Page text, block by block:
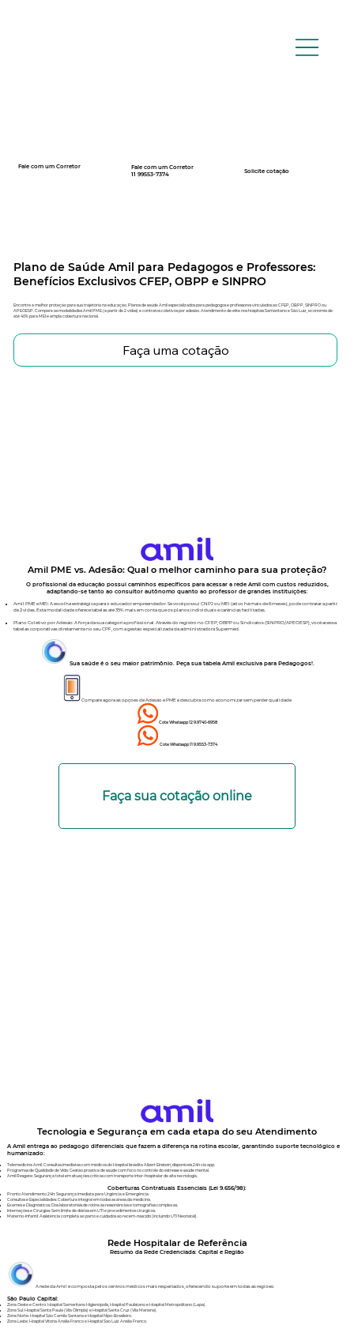
Fale com um Corretor
12 99740-6958
Fale com um Corretor
11 99553-7374
Solicite cotação
Plano de Saúde Amil para Pedagogos e Professores:
Benefícios Exclusivos CFEP, OBPP e SINPRO
Encontre a melhor proteção para sua trajetória na educação. Planos de saúde Amil especializados para pedagogos e professores vinculados ao CFEP, OBPP, SINPRO ou
APEOESP. Compare as modalidades Amil PME (a partir de 2 vidas) e contratos coletivos por adesão. Atendimento de elite nos hospitais Samaritano e São Luiz, economia de
até 40% para MEI e ampla cobertura nacional.
Faça uma cotação
Amil PME vs. Adesão: Qual o melhor caminho para sua proteção?
O profissional da educação possui caminhos específicos para acessar a rede Amil com custos reduzidos,
adaptando-se tanto ao consultor autônomo quanto ao professor de grandes instituições:
Amil PME e MEI: A escolha estratégica para o educador empreendedor. Se você possui CNPJ ou MEI (ativo há mais de 6 meses), pode contratar a partir
de 2 vidas. Esta modalidade oferece tabelas até 35% mais em conta que os planos individuais e carências facilitadas.
Plano Coletivo por Adesão: A força da sua categoria profissional. Através do registro no CFEP, OBPP ou Sindicatos (SINPRO/APEOESP), você acessa
tabelas corporativas diretamente no seu CPF, com a gestão especializada da administradora Supermed.
Sua saúde é o seu maior patrimônio. Peça sua tabela Amil exclusiva para Pedagogos!.
Compare agora as opções de Adesão e PME e descubra como economizar sem perder qualidade
Cote Whatsapp 12 9.9740-6958
Cote Whatsapp 11 9.9553-7374
Faça sua cotação online
Tecnologia e Segurança em cada etapa do seu Atendimento
A Amil entrega ao pedagogo diferenciais que fazem a diferença na rotina escolar, garantindo suporte tecnológico e
humanizado:
Telemedicina Amil: Consultas imediatas com médicos do Hospital Israelita Albert Einstein, disponíveis 24h via app.
Programas de Qualidade de Vida: Gestão proativa de saúde com foco no controle do estresse e saúde mental.
Amil Resgate: Segurança total em situações críticas com transporte inter-hospitalar de alta tecnologia.
Coberturas Contratuais Essenciais (Lei 9.656/98):
Pronto Atendimento 24h: Segurança imediata para Urgência e Emergência.
Consultas e Especialidades: Cobertura integral em todas as áreas da medicina.
Exames e Diagnósticos: Dos laboratoriais de rotina às ressonâncias e tomografias complexas.
Internações e Cirurgias: Sem limite de diárias em UTI e procedimentos cirúrgicos.
Materno-Infantil: Assistência completa ao parto e cuidados ao recém-nascido (incluindo UTI Neonatal).
Rede Hospitalar de Referência
Resumo da Rede Credenciada: Capital e Região
A rede da Amil é composta pelos centros médicos mais respeitados, oferecendo suporte em todas as regiões:
São Paulo Capital:
Zona Oeste e Centro: Hospital Samaritano Higienópolis, Hospital Paulistano e Hospital Metropolitano (Lapa).
Zona Sul: Hospital Santa Paula (Vila Olímpia) e Hospital Santa Cruz (Vila Mariana).
Zona Norte: Hospital São Camilo Santana e Hospital Nipo-Brasileiro.
Zona Leste: Hospital Vitória Anália Franco e Hospital São Luiz Anália Franco.